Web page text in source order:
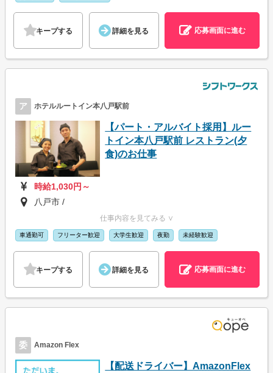
キープする 詳細を見る 応募画面に進む
ア ホテルルートイン本八戸駅前
【パート・アルバイト採用】ルー
トイン本八戸駅前 レストラン(夕
食)のお仕事
時給1,030円～
八戸市 /
仕事内容を見てみる ∨
車通勤可 フリーター歓迎 大学生歓迎 夜勤 未経験歓迎
キープする 詳細を見る 応募画面に進む
委 Amazon Flex
【配送ドライバー】AmazonFlex